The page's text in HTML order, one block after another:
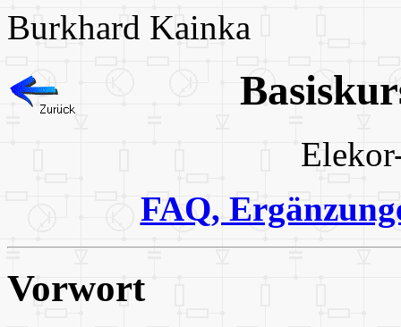
Burkhard Kainka
FAQ,
Vorwort